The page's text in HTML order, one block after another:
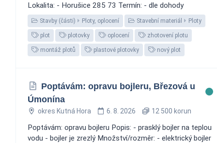
Lokalita: - Horušice 285 73 Termín: - dle dohody
Stavby (části) Ploty, oplocení Stavební materiál Ploty
plot plotovky oplocení zhotovení plotu
montáž plotů plastové plotovky nový plot
Poptávám: opravu bojleru, Březová u
Úmonína
okres Kutná Hora 6. 8. 2026 12 500 korun
Poptávám: opravu bojleru Popis: - prasklý bojler na teplou
vodu - bojler je zrezlý Množství/rozměr: - elektrický bojler